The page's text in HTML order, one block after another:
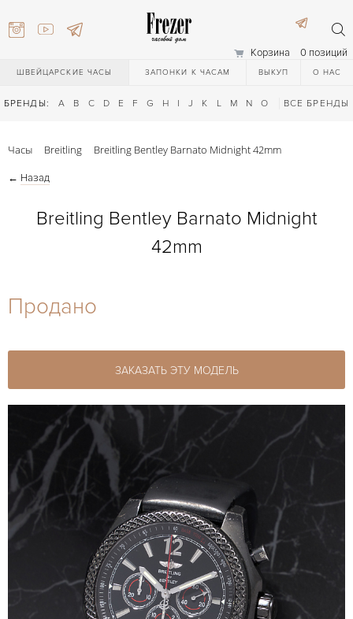
Корзина 0 позиций
ШВЕЙЦАРСКИЕ ЧАСЫ ЗАПОНКИ К ЧАСАМ ВЫКУП О НАС
БРЕНДЫ: A B C D E F G H I J K L M N O Q R S T
ВСЕ БРЕНДЫ
27-44
Часы Breitling Breitling Bentley Barnato Midnight 42mm
← Назад
Breitling Bentley Barnato Midnight
42mm
Продано
ЗАКАЗАТЬ ЭТУ МОДЕЛЬ